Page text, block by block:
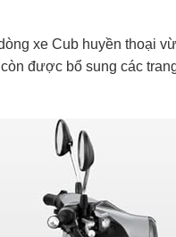
xe Cub huyền thoại
được bổ sung các